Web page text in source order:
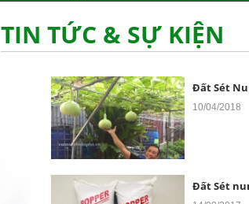
TIN TỨC & SỰ KIỆN